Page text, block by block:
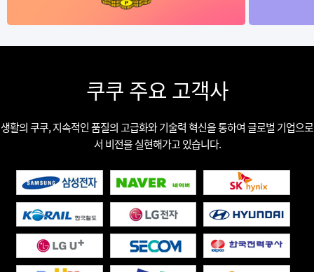
쿠쿠 주요 고객사
생활의 쿠쿠, 지속적인 품질의 고급화와 기술력 혁신을 통하여 글로벌 기업으로
서 비전을 실현해가고 있습니다.